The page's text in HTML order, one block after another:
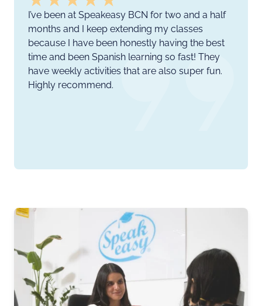
I’ve been at Speakeasy BCN for two and a half
months and I keep extending my classes
because I have been honestly having the best
time and been Spanish learning so fast! They
have weekly activities that are also super fun.
Highly recommend.